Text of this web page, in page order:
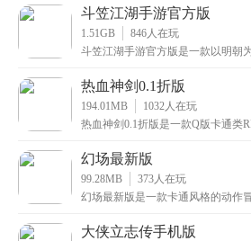
方式获
斗笠江湖手游官方版
1.51GB 846人在玩
斗笠江湖手游官方版是一款以明朝
绝技
热血神剑0.1折版
194.01MB 1032人在玩
热血神剑0.1折版是一款Q版卡通类
幻场最新版
99.28MB 373人在玩
幻场最新版是一款卡通风格的动作
队，
大侠立志传手机版